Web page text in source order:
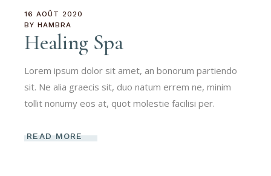
16 AOÛT 2020
BY HAMBRA
Healing Spa
Lorem ipsum dolor sit amet, an bonorum partiendo
sit. Ne alia graecis sit, duo natum errem ne, minim
tollit nonumy eos at, quot molestie facilisi per.
READ MORE